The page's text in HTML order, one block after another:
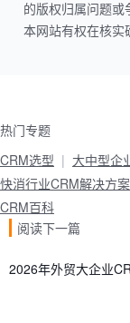
的版权归属问题或
本网站有权在核实
热门专题
CRM选型
大中型企
快消行业CRM解决方案
CRM百科
阅读下一篇
2026年外贸大企业